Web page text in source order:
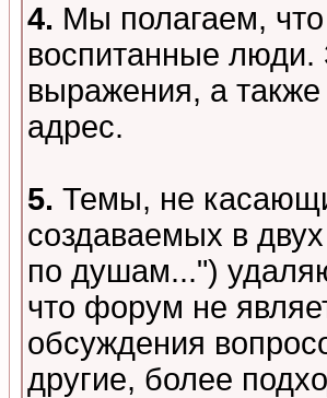
4. Мы полагаем,
воспитанные люди.
выражения, а
адрес.
5. Темы, не
создаваемых в
по душам...")
что форум не
обсуждения
другие, более